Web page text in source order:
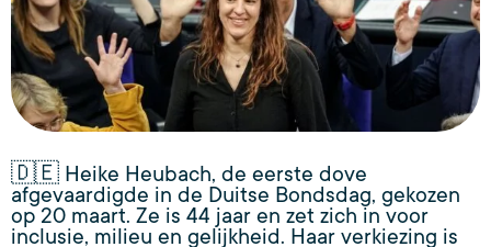
🇩🇪 Heike Heubach, de eerste dove
afgevaardigde in de Duitse Bondsdag, gekozen
op 20 maart. Ze is 44 jaar en zet zich in voor
inclusie, milieu en gelijkheid. Haar verkiezing is